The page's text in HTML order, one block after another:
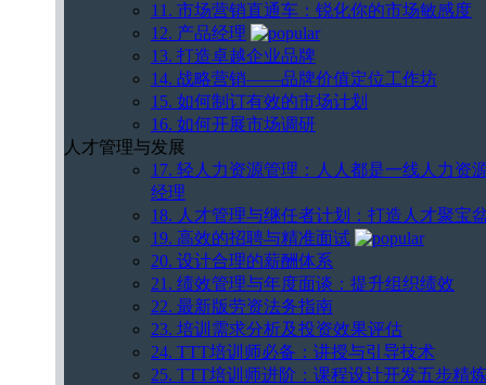
11. 市场营销直通车：锐化你的市场敏感度
12. 产品经理
13. 打造卓越企业品牌
14. 战略营销——品牌价值定位工作坊
15. 如何制订有效的市场计划
16. 如何开展市场调研
人才管理与发展
17. 轻人力资源管理：人人都是一线人力资
经理
18. 人才管理与继任者计划：打造人才聚宝
19. 高效的招聘与精准面试
20. 设计合理的薪酬体系
21. 绩效管理与年度面谈：提升组织绩效
22. 最新版劳资法务指南
23. 培训需求分析及投资效果评估
24. TTT培训师必备：讲授与引导技术
25. TTT培训师进阶：课程设计开发五步精炼